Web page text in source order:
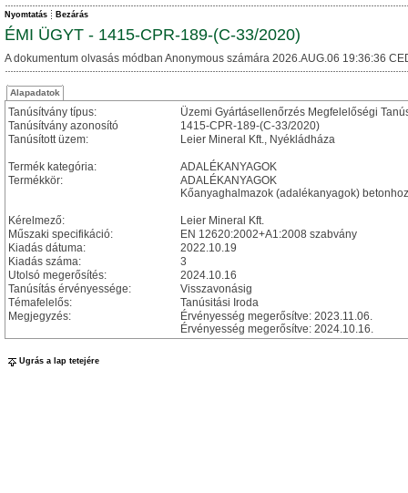
Nyomtatás Bezárás
ÉMI ÜGYT - 1415-CPR-189-(C-33/2020)
A dokumentum olvasás módban Anonymous számára 2026.AUG.06 19:36:36
Alapadatok
Tanúsítvány típus:
Üzemi Gyártásellenőrzés Megfelelőségi
Tanúsítvány azonosító
1415-CPR-189-(C-33/2020)
Tanúsított üzem:
Leier Mineral Kft., Nyékládháza
Termék kategória:
ADALÉKANYAGOK
Termékkör:
ADALÉKANYAGOK
Kőanyaghalmazok (adalékanyagok)
Kérelmező:
Leier Mineral Kft.
Műszaki specifikáció:
EN 12620:2002+A1:2008 szabvány
Kiadás dátuma:
2022.10.19
Kiadás száma:
3
Utolsó megerősítés:
2024.10.16
Tanúsítás érvényessége:
Visszavonásig
Témafelelős:
Tanúsitási Iroda
Megjegyzés:
Érvényesség megerősítve: 2023.11.06.
Érvényesség megerősítve: 2024.10.16.
Ugrás a lap tetejére